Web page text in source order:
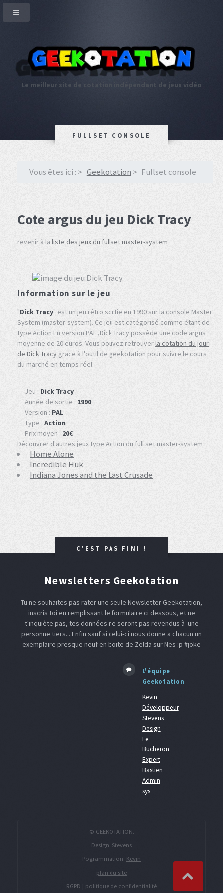
Le meilleur site de cotation indépendant de jeux vidéo
FULLSET CONSOLE
Vous êtes ici : Geekotation Fullset console
Cote argus du jeu Dick Tracy
revenir à la liste des jeux du fullset master-system
Information sur le jeu
"Dick Tracy" est un jeu rétro sortie en 1990 sur la console Master
System (master-system). Ce jeu est catégorisé comme étant de
type Action En version PAL ,Dick Tracy possède une code argus
moyenne de 20 euros. Vous pouvez retrouverla cotation du jour
de Dick Tracy grace à l'outil de geekotation pour suivre le cours
du marché en temps réel.
Jeu : Dick Tracy
Année de sortie : 1990
Version : PAL
Type : Action
Prix moyen : 20€
Découvrer d'autres jeux type Action du full set master-system :
Home Alone
Incredible Huk
Indiana Jones and the Last Crusade
C'EST PAS FINI !
Newsletters Geekotation
Tu ne souhaites pas rater une seule Newsletter Geekotation,
inscris toi en remplissant le formulaire ci dessous, et ne
t'inquiète pas, tes données ne seront pas revendus à une
personne tiers... Enfin sauf si celui-ci nous donne a chacun un
exemplaire presque neuf en boite de Zelda sur Nes :p #joke
L'équipe
Geekotation
Kevin
Développeur
Stevens
Design
Le
Bucheron
Expert
Bastien
Admin
sys
© GEEKOTATION.
Design: Stevens
Pogrammation: Kevin
plan du site
RGPD | politique de confidentialité